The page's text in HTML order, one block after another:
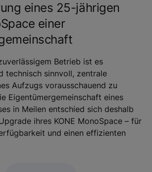
eines 25-jährigen
einer
Betrieb ist es
technisch sinnvoll, zentrale
Aufzugs vorausschauend zu
Eigentümergemeinschaft eines
in Meilen entschied sich deshalb
ihres KONE MonoSpace – für
und einen effizienten